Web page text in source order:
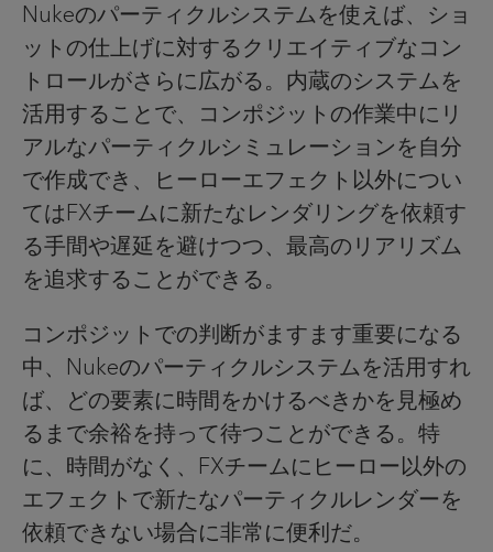
Nukeのパーティクルシステムを使えば、ショ
ットの仕上げに対するクリエイティブなコン
トロールがさらに広がる。内蔵のシステムを
活用することで、コンポジットの作業中にリ
アルなパーティクルシミュレーションを自分
で作成でき、ヒーローエフェクト以外につい
てはFXチームに新たなレンダリングを依頼す
る手間や遅延を避けつつ、最高のリアリズム
を追求することができる。
コンポジットでの判断がますます重要になる
中、Nukeのパーティクルシステムを活用すれ
ば、どの要素に時間をかけるべきかを見極め
るまで余裕を持って待つことができる。特
に、時間がなく、FXチームにヒーロー以外の
エフェクトで新たなパーティクルレンダーを
依頼できない場合に非常に便利だ。